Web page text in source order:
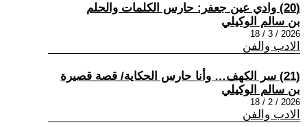
(20) وادي عين جعفر: حارس الكلمات والحلم
بن سالم الوكيلي
2026 / 3 / 18
الادب والفن
(21) سر الكهف… وأنا حارس الحكاية/ قصة قصيرة
بن سالم الوكيلي
2026 / 2 / 18
الادب والفن